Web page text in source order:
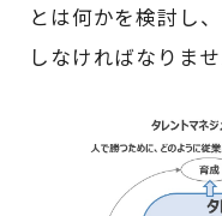
とは何かを検討し
しなければなりませ